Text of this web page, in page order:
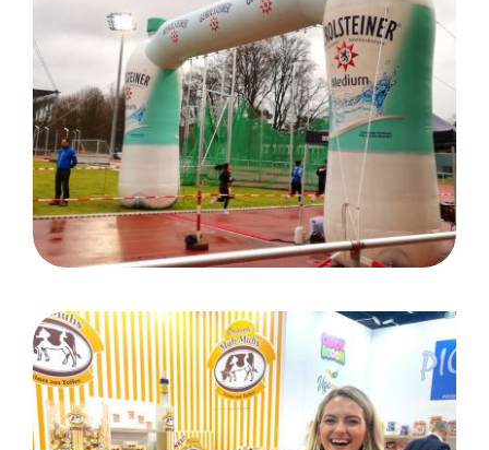
Eignungstest der DSHS Köln/
Kunde Gerolsteiner Brunnen
GmbH & Co.KG